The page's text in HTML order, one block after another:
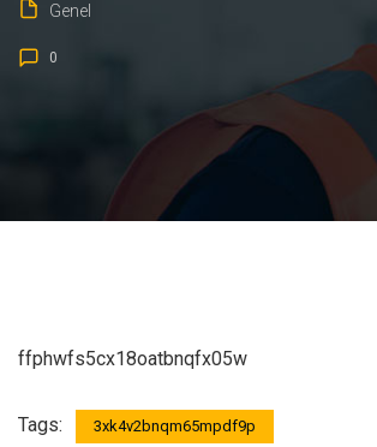
Genel
0
ffphwfs5cx18oatbnqfx05w
Tags: 3xk4v2bnqm65mpdf9p